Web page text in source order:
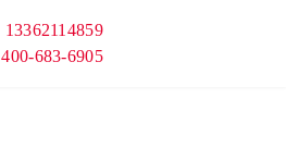
13362114859
400-683-6905